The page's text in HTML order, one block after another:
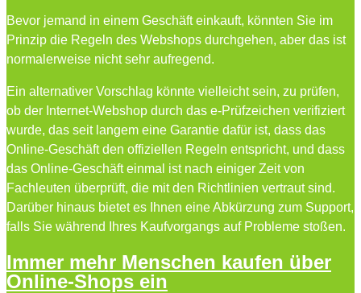
Bevor jemand in einem Geschäft einkauft, könnten Sie im
Prinzip die Regeln des Webshops durchgehen, aber das ist
normalerweise nicht sehr aufregend.
Ein alternativer Vorschlag könnte vielleicht sein, zu prüfen,
ob der Internet-Webshop durch das e-Prüfzeichen verifiziert
wurde, das seit langem eine Garantie dafür ist, dass das
Online-Geschäft den offiziellen Regeln entspricht, und dass
das Online-Geschäft einmal ist nach einiger Zeit von
Fachleuten überprüft, die mit den Richtlinien vertraut sind.
Darüber hinaus bietet es Ihnen eine Abkürzung zum Support,
falls Sie während Ihres Kaufvorgangs auf Probleme stoßen.
Immer mehr Menschen kaufen über
Online-Shops ein